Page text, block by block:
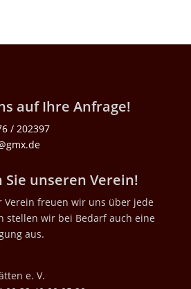
auf Ihre Anfrage!
/ 202397
unseren Verein!
Verein freuen wir uns über jede
stellen wir bei Bedarf auch eine
aus.
e. V.